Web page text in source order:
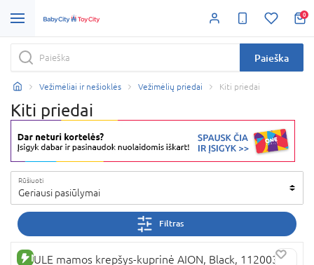
0
Paieška
Vežimėliai ir nešioklės Vežimėlių priedai Kiti priedai
Kiti priedai
Rūšiuoti
Geriausi pasiūlymai
Filtras
NAUJA PREKĖ
THULE mamos krepšys-kuprinė AION, Black, 11200361